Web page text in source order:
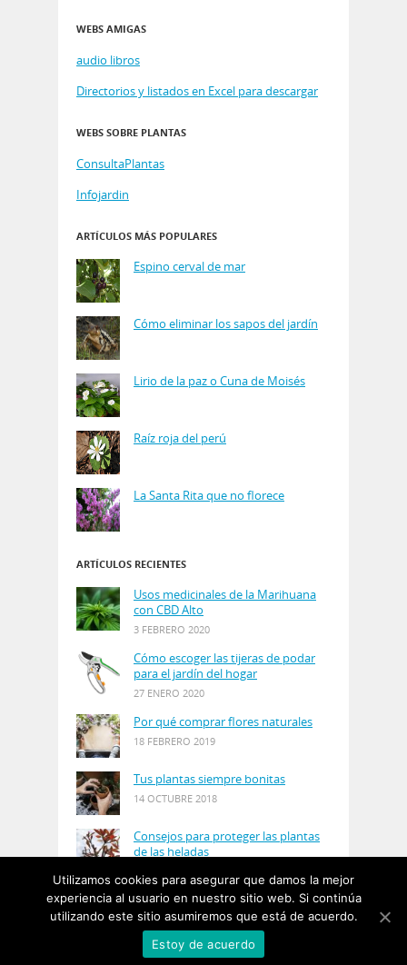
WEBS AMIGAS
audio libros
Directorios y listados en Excel para descargar
WEBS SOBRE PLANTAS
ConsultaPlantas
Infojardin
ARTÍCULOS MÁS POPULARES
Espino cerval de mar
Cómo eliminar los sapos del jardín
Lirio de la paz o Cuna de Moisés
Raíz roja del perú
La Santa Rita que no florece
ARTÍCULOS RECIENTES
Usos medicinales de la Marihuana
con CBD Alto
3 FEBRERO 2020
Cómo escoger las tijeras de podar
para el jardín del hogar
27 ENERO 2020
Por qué comprar flores naturales
18 FEBRERO 2019
Tus plantas siempre bonitas
14 OCTUBRE 2018
Consejos para proteger las plantas
de las heladas
© Copyright 2019PlantasyJardines· Designed by
Utilizamos cookies para asegurar que damos la mejor
experiencia al usuario en nuestro sitio web. Si continúa
utilizando este sitio asumiremos que está de acuerdo.
Estoy de acuerdo